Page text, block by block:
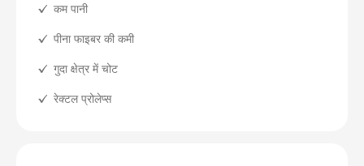
कम पानी
पीना फाइबर की कमी
गुदा क्षेत्र में चोट
रेक्टल प्रोलेप्स